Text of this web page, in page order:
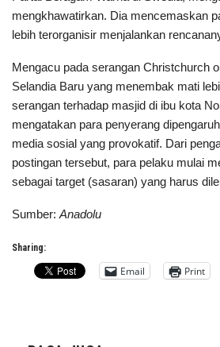
mengkhawatirkan. Dia mencemaskan
lebih terorganisir menjalankan
Mengacu pada serangan Christchurch
Selandia Baru yang menembak mati
serangan terhadap masjid di ibu kota
mengatakan para penyerang
media sosial yang provokatif. Dari
postingan tersebut, para pelaku mulai
sebagai target (sasaran) yang harus
Sumber:Anadolu
Sharing:
Email Print